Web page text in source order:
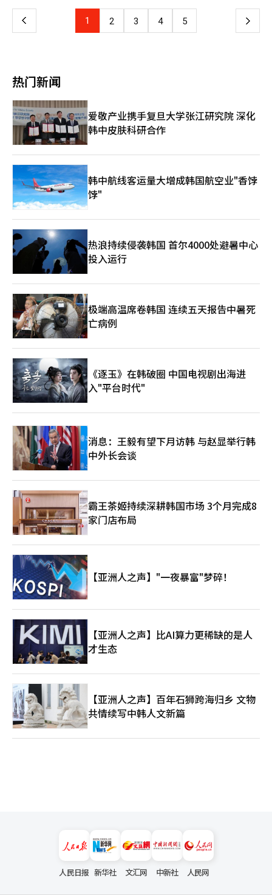
因此短期内将不可避免地受到江南市场的影响。”他预测，围绕持
有成本和出售时机的观望氛围将持续一段时间。 京畿道的公寓价
格上涨了0.16%，仁川上涨了0.03%。在京畿道，龙仁市的气兴区
了0.07%，但济州、庆北、忠南和釜山则出现了下跌。 租赁市场也
0.19%，首尔上涨了0.25%。在首尔，成北区上涨了0.49%，诺原
区上涨了0.42%，江北区上涨了0.33%，麻浦区上涨了0.32%。金
川区、江东区和松坡区也有所上涨，但瑞草区保持不变。※ 本报
道经人工智能（AI）系统翻译与编辑。
签署之前，YK已经通过内部的矫正志愿者组织“希望支持团”积极
参与全国矫正设施的支持工作。由顾问金东贤担任团长的56名律师
监狱内婴儿出生用品，免费法律咨询及生活法律讲座等。此外，针
将提供免费的法律咨询及实际诉讼支持，并开展生活法律讲座，以
支持顺利的矫正行政工作。 姜京勋代表律师表示：“矫正是帮助
囚犯健康地重新融入社会的重要过程”，并表示“YK的律师将积极
参与法律咨询和改造指导，以支持囚犯及其家属所面临的法律困
难。” 法务法人 YK成立于2012年，是韩国的一家大型综合性律师
事务所，目前拥有数百名律师和专业人员，提供刑事、企业法律、
离婚、民事、房地产等多个领域的定制法律解决方案。 ※ 本报道
经人工智能（AI）系统翻译与编辑。
定了拆除计划后，剩下的火灾受害者已经不多。他们在这个逐渐被
世人遗忘的地方，孤独地承受着对未来家园和生计的无尽焦虑。
扬尘、环境和土壤污染以及非法入侵。市政府表示，当前只在进行
围栏安装和现场整理，并没有进行拆除作业。 此外，首尔市还表
示，在发生火灾的4·6地区，目前没有常住或临时居住的居民，现
场仍在坚持反对再开发和补偿问题的居民并未被单独统计为火灾受
害者。 上个月21日，首尔市第三次公共住房综合审议委员会有条
件通过了个浦九龙村公共住房建设项目M·B2区块的计划。这两个
区块将建设758套综合公共租赁住房、1342套首尔市的长期租赁住
房和20套公共销售住房，总计2120套。M区块将建设最高15层的
300套住房，B2区块将建设最高28层的1820套住房。 首尔市表
示，计划在今年下半年完成建设计划的审批，目标是2027年开
工，2031年完工。然而，后续的审批程序可能会导致具体计划的
变化。 与此同时，江南区也在积极应对酷热天气。 根据江南区政
府的消息，区长金贤基于上个月30日和本月3日、4日三次亲自前
与SH公司一起，在居民聚集的两个场所额外安装了三台移动空
调，并通过江南水务公司紧急供应了1000瓶阿里水。由于酷热天
气的重大警报，自8月4日至14日还将设立临时诊所。第一天就有
13名居民前往诊所就医。 对首尔市来说，这是一个令人欣慰的进
展。因为在地价昂贵的江南中心，安全的居住地和大规模公共住房
的建设项目又向前迈进了一步。 然而，对于尚未离开村庄的居民
来说，新的公寓计划并不能立即回答他们眼前的问题。关于生活场
所的补偿将如何进行、迁移的方式，以及未来是否能再次回到这里
——这些问题仍然是未解的谜团。 “补偿是第一位的。” 在村庄中
仍然留存的居民之一的白先生，代表那些因火灾而失去家园的邻居
发声。 白先生表示：“我们最先要求的不是入住新小区的权利或
租赁住房，而是希望能够将我们的财产视为合格的居住地，并给予
相应的补偿。” 他指出，许多房屋都配备了混凝土基础、锅炉、
支撑柱、窗户和厨房，但在补偿评估过程中却被归类为“临时结
构”，而非“居住设施”。尽管有门牌号、使用自来水、数十年来
缴纳的税款等证据。白先生强调，这些正是证明这里长期以来作为
得的补偿金额仅为数百万韩元。然而，实际的补偿金额会因家庭的
占用情况而有所不同。 他指出，虽然提供临时住所并不意味着问
题就此解决。更大的问题是，重建完成后，是否真的能再次回到这
里。 白先生表示：“提供临时租赁住房并不是结束。公寓建成
后，如何能够再次回到这里，必须达成共识。” 白先生担心，如
果在迁移之前没有明确的再安置保障，现存居民中真正能够回来的
人数将非常有限。 首尔市的再开发计划中包含了为现有居民提供
综合公共租赁住房的政策。然而，如何对争议中的家庭进行分类，
以及再入驻时各家庭需要承担的费用尚未明确。 首尔市表示，在
2015年5月15日的居民公示中，确认居住事实的1107户家庭被列
为迁移对策对象，并推动提供临时租赁住房和未来综合公共租赁住
房的再安置机会。市政府表示，临时迁移住房的押金将全额免除，
租金也将根据收入水平进行减免。 首尔市还表示，补偿金相关程
序也已完成，包括再评估和公款托管。此外，符合1989年1月24日
之前存在的无证住宅建筑条件的居民并未被确认作为分配住房的对
象，未来综合公共租赁住房的入驻资格和租金将根据再入驻时的无
住房状态和收入等相关标准进行决定。 熟悉的重型机械 对居民来
说，挖掘机的出现并不是第一次。 2015年2月6日，江南区政府表
示，作为居民自治会馆的临时建筑物的存续期限已到期，成为了违
法建筑，并提及安全问题，开始了行政强制执行。居民们则表示，
这栋建筑是村庄中仅存的共同体空间，抵制拆除。尽管首尔行政法
院决定暂停执行，但建筑的很大一部分已经遭到破坏。 2015年的
拆除与此次情况并未遵循相同的法律程序。然而，回想起当时的冲
突，可以理解为何对村庄居民来说，重型机械不仅仅是施工设备，
而是村庄另一部分消失的信号。 这一次并没有发生物理冲突。只
有少数居民默默地注视着挖掘机清理废墟的情景。公众的关注早已
上 1 2 3 4 5 下
热门新闻
爱敬产业携手复旦大学张江研究院 深化
韩中皮肤科研合作
韩中航线客运量大增成韩国航空业"香饽
饽"
热浪持续侵袭韩国 首尔4000处避暑中心
投入运行
极端高温席卷韩国 连续五天报告中暑死
亡病例
《逐玉》在韩破圈 中国电视剧出海进
入"平台时代"
消息：王毅有望下月访韩 与赵显举行韩
中外长会谈
霸王茶姬持续深耕韩国市场 3个月完成8
家门店布局
【亚洲人之声】"一夜暴富"梦碎！
【亚洲人之声】比AI算力更稀缺的是人
才生态
【亚洲人之声】百年石狮跨海归乡 文物
共情续写中韩人文新篇
人民日报 新华社 文汇网 中新社 人民网